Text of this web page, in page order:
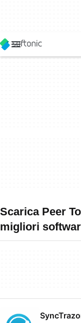
Scarica Peer
migliori